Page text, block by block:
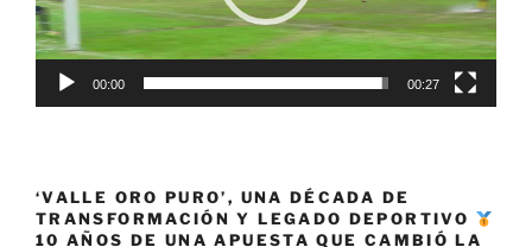
00:00 00:27
‘VALLE ORO PURO’, UNA DÉCADA DE
TRANSFORMACIÓN Y LEGADO DEPORTIVO
10 AÑOS DE UNA APUESTA QUE CAMBIÓ LA